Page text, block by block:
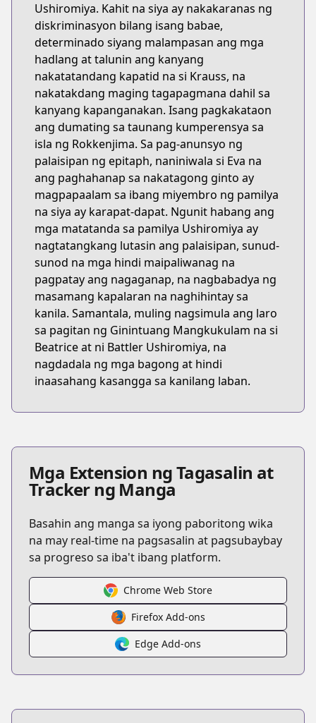
Ushiromiya. Kahit na siya ay nakakaranas ng
diskriminasyon bilang isang babae,
determinado siyang malampasan ang mga
hadlang at talunin ang kanyang
nakatatandang kapatid na si Krauss, na
nakatakdang maging tagapagmana dahil sa
kanyang kapanganakan. Isang pagkakataon
ang dumating sa taunang kumperensya sa
isla ng Rokkenjima. Sa pag-anunsyo ng
palaisipan ng epitaph, naniniwala si Eva na
ang paghahanap sa nakatagong ginto ay
magpapaalam sa ibang miyembro ng pamilya
na siya ay karapat-dapat. Ngunit habang ang
mga matatanda sa pamilya Ushiromiya ay
nagtatangkang lutasin ang palaisipan, sunud-
sunod na mga hindi maipaliwanag na
pagpatay ang nagaganap, na nagbabadya ng
masamang kapalaran na naghihintay sa
kanila. Samantala, muling nagsimula ang laro
sa pagitan ng Ginintuang Mangkukulam na si
Beatrice at ni Battler Ushiromiya, na
nagdadala ng mga bagong at hindi
inaasahang kasangga sa kanilang laban.
Mga Extension ng Tagasalin at
Tracker ng Manga
Basahin ang manga sa iyong paboritong wika
na may real-time na pagsasalin at pagsubaybay
sa progreso sa iba't ibang platform.
Chrome Web Store
Firefox Add-ons
Edge Add-ons